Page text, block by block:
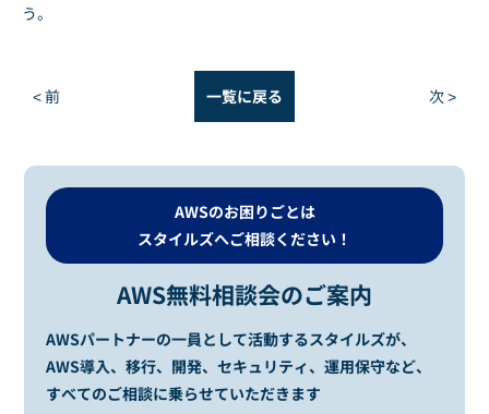
う。
< 前 一覧に戻る 次 >
AWSのお困りごとは
スタイルズへご相談ください！
AWS無料相談会のご案内
AWSパートナーの一員として活動するスタイルズが、
AWS導入、移行、開発、セキュリティ、運用保守など、
すべてのご相談に乗らせていただきます